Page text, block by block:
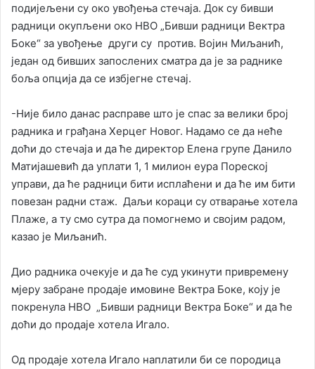
подијељени су око увођења стечаја. Док су бивши
радници окупљени око НВО „Бивши радници Вектра
Боке“ за увођење други су против. Војин Миљанић,
један од бивших запослених сматра да је за раднике
боља опција да се избјегне стечај.
-Није било данас расправе што је спас за велики број
радника и грађана Херцег Новог. Надамо се да неће
доћи до стечаја и да ће директор Елена групе Данило
Матијашевић да уплати 1, 1 милион еура Пореској
управи, да ће радници бити исплаћени и да ће им бити
повезан радни стаж. Даљи кораци су отварање хотела
Плаже, а ту смо сутра да помогнемо и својим радом,
казао је Миљанић.
Дио радника очекује и да ће суд укинути привремену
мјеру забране продаје имовине Вектра Боке, коју је
покренула НВО „Бивши радници Вектра Боке“ и да ће
доћи до продаје хотела Игало.
Од продаје хотела Игало наплатили би се породица